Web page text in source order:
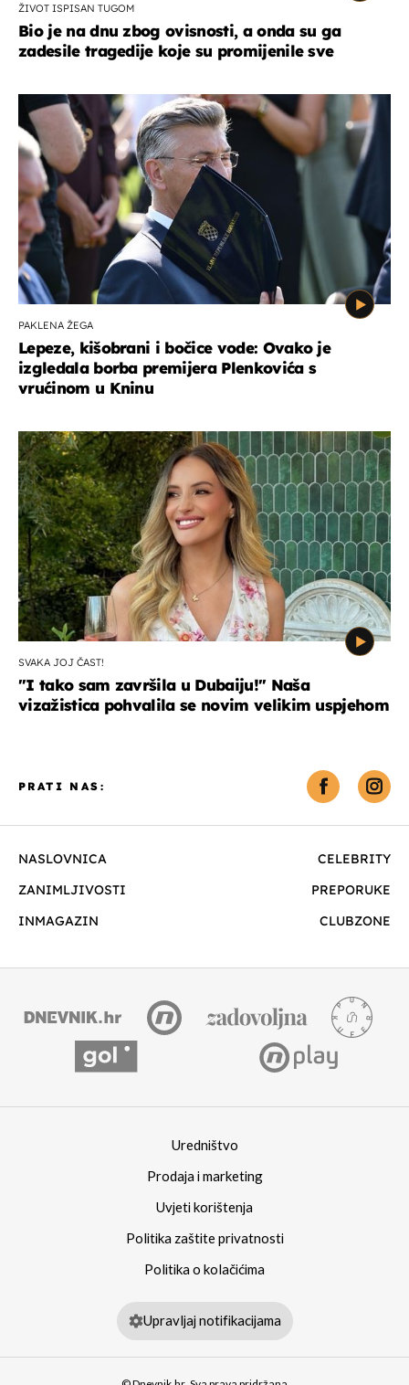
ŽIVOT ISPISAN TUGOM
Bio je na dnu zbog ovisnosti, a onda su ga
zadesile tragedije koje su promijenile sve
PAKLENA ŽEGA
Lepeze, kišobrani i bočice vode: Ovako je
izgledala borba premijera Plenkovića s
vrućinom u Kninu
SVAKA JOJ ČAST!
"I tako sam završila u Dubaiju!" Naša
vizažistica pohvalila se novim velikim uspjehom
NASLOVNICA
CELEBRITY
ZANIMLJIVOSTI
PREPORUKE
INMAGAZIN
CLUBZONE
PRATI NAS:
Uredništvo
Prodaja i marketing
Uvjeti korištenja
Politika zaštite privatnosti
Politika o kolačićima
Upravljaj notifikacijama